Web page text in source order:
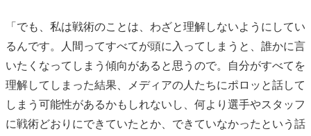
「でも、私は戦術のことは、わざと理解しないようにしてい
るんです。人間ってすべてが頭に入ってしまうと、誰かに言
いたくなってしまう傾向があると思うので。自分がすべてを
理解してしまった結果、メディアの人たちにポロッと話して
しまう可能性があるかもしれないし、何より選手やスタッフ
に戦術どおりにできていたとか、できていなかったという話